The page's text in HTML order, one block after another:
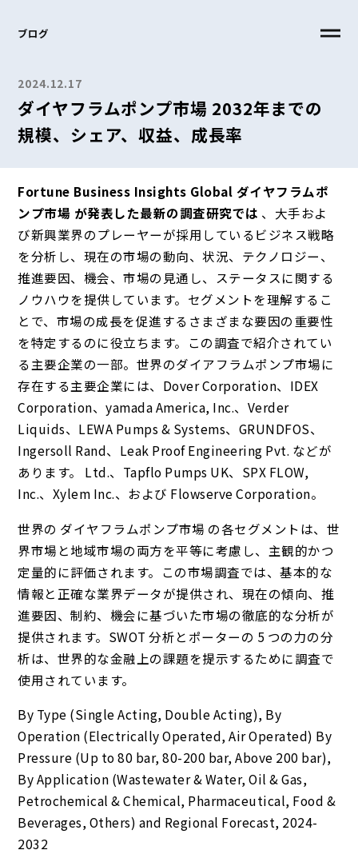
ブログ
2024.12.17
ダイヤフラムポンプ市場 2032年までの
規模、シェア、収益、成長率
Fortune Business Insights Global ダイヤフラムポ
ンプ市場 が発表した最新の調査研究では 、大手およ
び新興業界のプレーヤーが採用しているビジネス戦略
を分析し、現在の市場の動向、状況、テクノロジー、
推進要因、機会、市場の見通し、ステータスに関する
ノウハウを提供しています。セグメントを理解するこ
とで、市場の成長を促進するさまざまな要因の重要性
を特定するのに役立ちます。この調査で紹介されてい
る主要企業の一部。世界のダイアフラムポンプ市場に
存在する主要企業には、Dover Corporation、IDEX
Corporation、yamada America, Inc.、Verder
Liquids、LEWA Pumps & Systems、GRUNDFOS、
Ingersoll Rand、Leak Proof Engineering Pvt. などが
あります。 Ltd.、Tapflo Pumps UK、SPX FLOW,
Inc.、Xylem Inc.、および Flowserve Corporation。
世界の ダイヤフラムポンプ市場 の各セグメントは、世
界市場と地域市場の両方を平等に考慮し、主観的かつ
定量的に評価されます。この市場調査では、基本的な
情報と正確な業界データが提供され、現在の傾向、推
進要因、制約、機会に基づいた市場の徹底的な分析が
提供されます。SWOT 分析とポーターの 5 つの力の分
析は、世界的な金融上の課題を提示するために調査で
使用されています。
By Type (Single Acting, Double Acting), By
Operation (Electrically Operated, Air Operated) By
Pressure (Up to 80 bar, 80-200 bar, Above 200 bar),
By Application (Wastewater & Water, Oil & Gas,
Petrochemical & Chemical, Pharmaceutical, Food &
Beverages, Others) and Regional Forecast, 2024-
2032